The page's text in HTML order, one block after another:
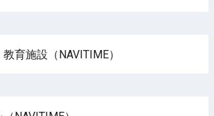
育施設（NAVITIME）